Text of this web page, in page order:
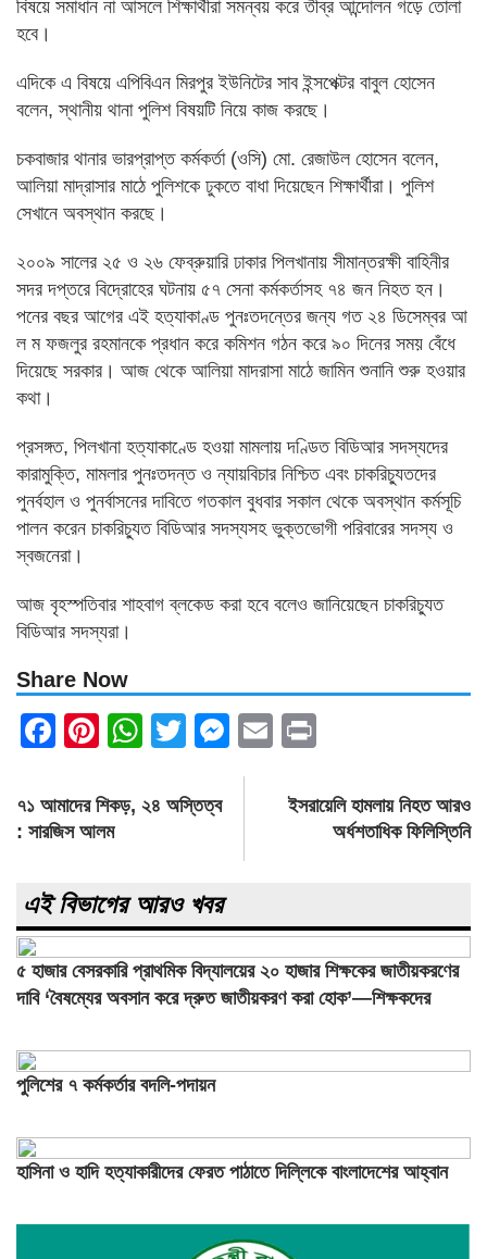
বিষয়ে সমাধান না আসলে শিক্ষার্থীরা সমন্বয় করে তীব্র আন্দোলন গড়ে তোলা
হবে।
এদিকে এ বিষয়ে এপিবিএন মিরপুর ইউনিটের সাব ইন্সপেক্টর বাবুল হোসেন
বলেন, স্থানীয় থানা পুলিশ বিষয়টি নিয়ে কাজ করছে।
চকবাজার থানার ভারপ্রাপ্ত কর্মকর্তা (ওসি) মো. রেজাউল হোসেন বলেন,
আলিয়া মাদ্রাসার মাঠে পুলিশকে ঢুকতে বাধা দিয়েছেন শিক্ষার্থীরা। পুলিশ
সেখানে অবস্থান করছে।
২০০৯ সালের ২৫ ও ২৬ ফেব্রুয়ারি ঢাকার পিলখানায় সীমান্তরক্ষী বাহিনীর
সদর দপ্তরে বিদ্রোহের ঘটনায় ৫৭ সেনা কর্মকর্তাসহ ৭৪ জন নিহত হন।
পনের বছর আগের এই হত্যাকাণ্ড পুনঃতদন্তের জন্য গত ২৪ ডিসেম্বর আ
ল ম ফজলুর রহমানকে প্রধান করে কমিশন গঠন করে ৯০ দিনের সময় বেঁধে
দিয়েছে সরকার। আজ থেকে আলিয়া মাদরাসা মাঠে জামিন শুনানি শুরু হওয়ার
কথা।
প্রসঙ্গত, পিলখানা হত্যাকাণ্ডে হওয়া মামলায় দণ্ডিত বিডিআর সদস্যদের
কারামুক্তি, মামলার পুনঃতদন্ত ও ন্যায়বিচার নিশ্চিত এবং চাকরিচ্যুতদের
পুনর্বহাল ও পুনর্বাসনের দাবিতে গতকাল বুধবার সকাল থেকে অবস্থান কর্মসূচি
পালন করেন চাকরিচ্যুত বিডিআর সদস্যসহ ভুক্তভোগী পরিবারের সদস্য ও
স্বজনেরা।
আজ বৃহস্পতিবার শাহবাগ ব্লকেড করা হবে বলেও জানিয়েছেন চাকরিচ্যুত
বিডিআর সদস্যরা।
Share Now
Facebook
Pinterest
WhatsApp
TwitterMessenger
Email
navigation
৭১ আমাদের শিকড়, ২৪ অস্তিত্ব
: সারজিস আলম
ইসরায়েলি হামলায় নিহত আরও
অর্ধশতাধিক ফিলিস্তিনি
এই বিভাগের আরও খবর
৫ হাজার বেসরকারি প্রাথমিক বিদ্যালয়ের ২০ হাজার শিক্ষকের জাতীয়করণের
দাবি ‘বৈষম্যের অবসান করে দ্রুত জাতীয়করণ করা হোক’—শিক্ষকদের
পুলিশের ৭ কর্মকর্তার বদলি-পদায়ন
হাসিনা ও হাদি হত্যাকারীদের ফেরত পাঠাতে দিল্লিকে বাংলাদেশের আহ্বান